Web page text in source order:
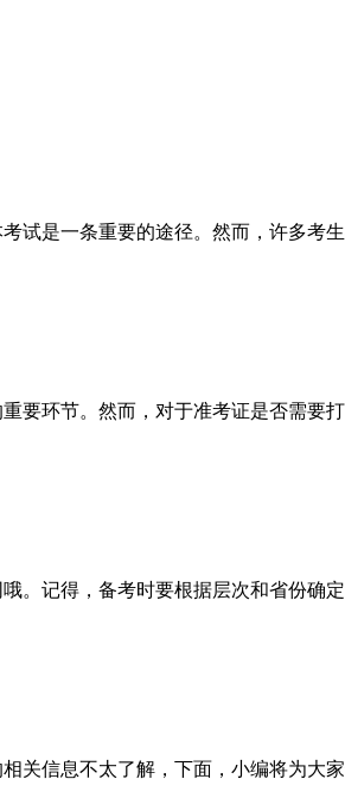
试是一条重要的途径。然而，许多考
要环节。然而，对于准考证是否需要
记得，备考时要根据层次和省份确
信息不太了解，下面，小编将为大